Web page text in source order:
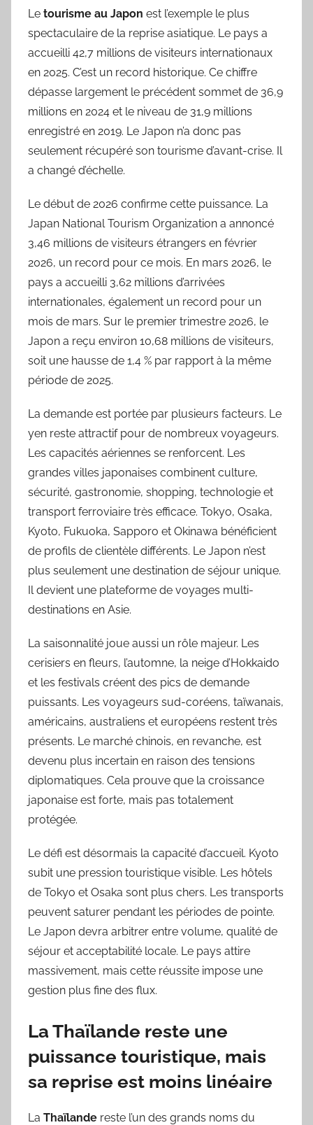
Le tourisme au Japon est l’exemple le plus
spectaculaire de la reprise asiatique. Le pays a
accueilli 42,7 millions de visiteurs internationaux
en 2025. C’est un record historique. Ce chiffre
dépasse largement le précédent sommet de 36,9
millions en 2024 et le niveau de 31,9 millions
enregistré en 2019. Le Japon n’a donc pas
seulement récupéré son tourisme d’avant-crise. Il
a changé d’échelle.
Le début de 2026 confirme cette puissance. La
Japan National Tourism Organization a annoncé
3,46 millions de visiteurs étrangers en février
2026, un record pour ce mois. En mars 2026, le
pays a accueilli 3,62 millions d’arrivées
internationales, également un record pour un
mois de mars. Sur le premier trimestre 2026, le
Japon a reçu environ 10,68 millions de visiteurs,
soit une hausse de 1,4 % par rapport à la même
période de 2025.
La demande est portée par plusieurs facteurs. Le
yen reste attractif pour de nombreux voyageurs.
Les capacités aériennes se renforcent. Les
grandes villes japonaises combinent culture,
sécurité, gastronomie, shopping, technologie et
transport ferroviaire très efficace. Tokyo, Osaka,
Kyoto, Fukuoka, Sapporo et Okinawa bénéficient
de profils de clientèle différents. Le Japon n’est
plus seulement une destination de séjour unique.
Il devient une plateforme de voyages multi-
destinations en Asie.
La saisonnalité joue aussi un rôle majeur. Les
cerisiers en fleurs, l’automne, la neige d’Hokkaido
et les festivals créent des pics de demande
puissants. Les voyageurs sud-coréens, taïwanais,
américains, australiens et européens restent très
présents. Le marché chinois, en revanche, est
devenu plus incertain en raison des tensions
diplomatiques. Cela prouve que la croissance
japonaise est forte, mais pas totalement
protégée.
Le défi est désormais la capacité d’accueil. Kyoto
subit une pression touristique visible. Les hôtels
de Tokyo et Osaka sont plus chers. Les transports
peuvent saturer pendant les périodes de pointe.
Le Japon devra arbitrer entre volume, qualité de
séjour et acceptabilité locale. Le pays attire
massivement, mais cette réussite impose une
gestion plus fine des flux.
La Thaïlande reste une
puissance touristique, mais
sa reprise est moins linéaire
La Thaïlande reste l’un des grands noms du